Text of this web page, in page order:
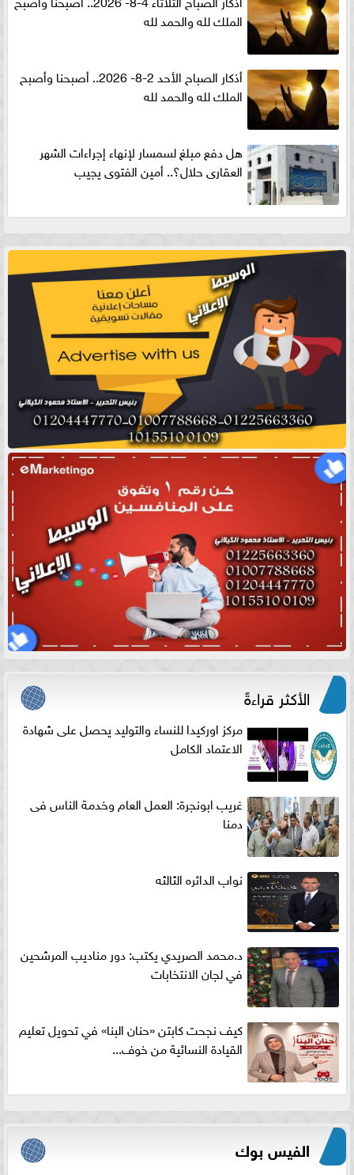
الملك لله والحمد لله
أذكار الصباح الأحد 2-8- 2026.. أصبحنا وأصبح
الملك لله والحمد لله
هل دفع مبلغ لسمسار لإنهاء إجراءات الشهر
العقارى حلال؟.. أمين الفتوى يجيب
الأكثر قراءةً
مركز اوركيدا للنساء والتوليد يحصل على شهادة
الاعتماد الكامل
غريب ابونجرة: العمل العام وخدمة الناس فى
دمنا
نواب الدائره الثالثه
د.محمد الصريدي يكتب: دور مناديب المرشحين
في لجان الانتخابات
كيف نجحت كابتن «حنان البنا» في تحويل تعليم
القيادة النسائية من خوف...
الفيس بوك